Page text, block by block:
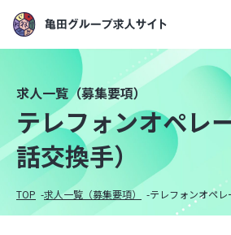
求人一覧（募集要項）
テレフォンオペレ
話交換手）
TOP 求人一覧（募集要項） テレフォンオペレ